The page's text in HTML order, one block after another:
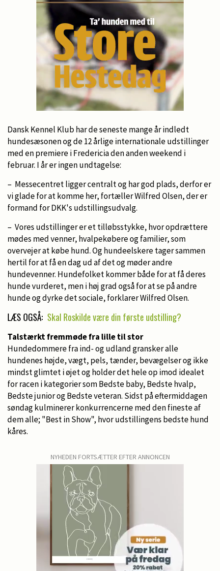
Dansk Kennel Klub har de seneste mange år indledt
hundesæsonen og de 12 årlige internationale udstillinger
med en premiere i Fredericia den anden weekend i
februar. I år er ingen undtagelse:
– Messecentret ligger centralt og har god plads, derfor er
vi glade for at komme her, fortæller Wilfred Olsen, der er
formand for DKK's udstillingsudvalg.
– Vores udstillinger er et tilløbsstykke, hvor opdrættere
mødes med venner, hvalpekøbere og familier, som
overvejer at købe hund. Og hundeelskere tager sammen
hertil for at få en dag ud af det og møder andre
hundevenner. Hundefolket kommer både for at få deres
hunde vurderet, men i høj grad også for at se på andre
hunde og dyrke det sociale, forklarer Wilfred Olsen.
LÆS OGSÅ: Skal Roskilde være din første udstilling?
Talstærkt fremmøde fra lille til stor
Hundedommere fra ind- og udland gransker alle
hundenes højde, vægt, pels, tænder, bevægelser og ikke
mindst glimtet i øjet og holder det hele op imod idealet
for racen i kategorier som Bedste baby, Bedste hvalp,
Bedste junior og Bedste veteran. Sidst på eftermiddagen
søndag kulminerer konkurrencerne med den fineste af
dem alle; "Best in Show", hvor udstillingens bedste hund
kåres.
NYHEDEN FORTSÆTTER EFTER ANNONCEN